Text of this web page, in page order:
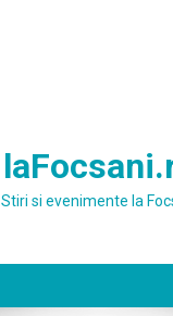
Stiri si evenimente la